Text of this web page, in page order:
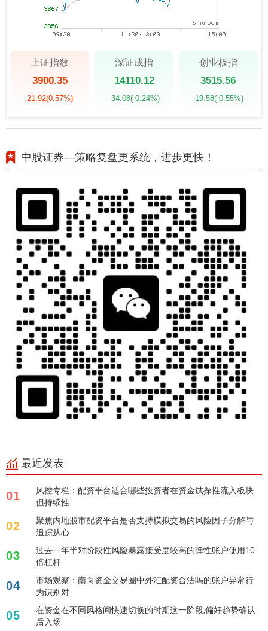
上证指数
3900.35
21.92(0.57%)
深证成指
14110.12
-34.08(-0.24%)
创业板指
3515.56
-19.58(-0.55%)
中股证券—策略复盘更系统，进步更快！
最近发表
01
风控专栏：配资平台适合哪些投资者在资金试探性流入板块
但持续性
02
聚焦内地股市配资平台是否支持模拟交易的风险因子分解与
追踪从心
03
过去一年半对阶段性风险暴露接受度较高的弹性账户使用10
倍杠杆
04
市场观察：南向资金交易圈中外汇配资合法吗的账户异常行
为识别对
05
在资金在不同风格间快速切换的时期这一阶段,偏好趋势确认
后入场